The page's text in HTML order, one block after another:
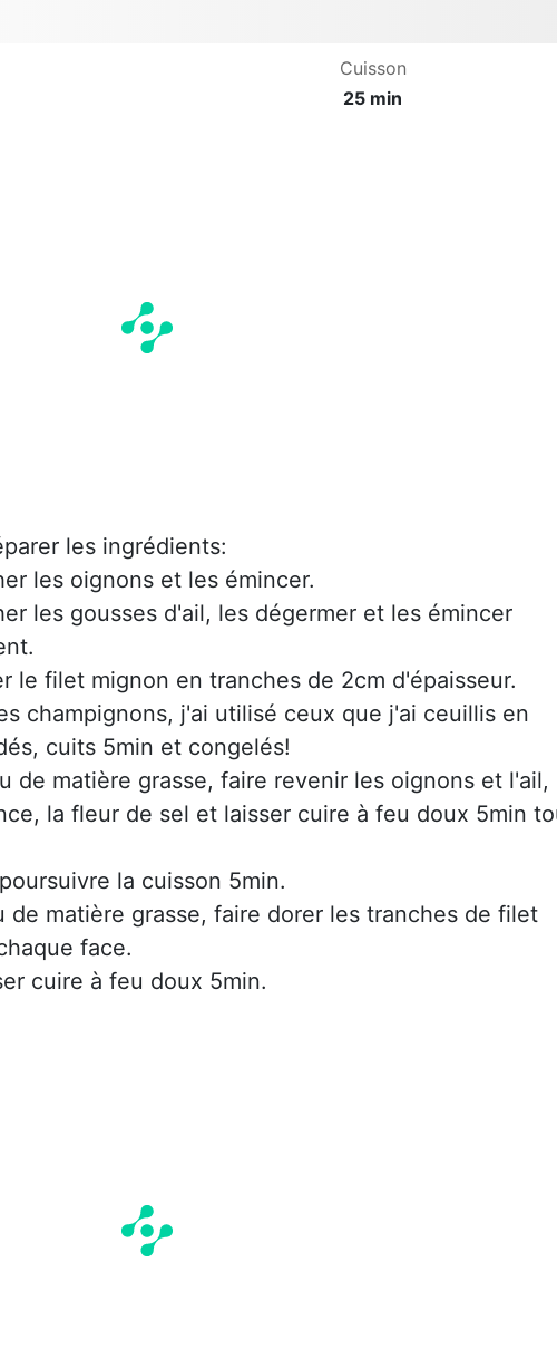
Cuisson
25 min
les ingrédients:
les oignons et les émincer.
les gousses d'ail, les dégermer et les émincer
le filet mignon en tranches de 2cm d'épaisseur.
champignons, j'ai utilisé ceux que j'ai ceuillis en
cuits 5min et congelés!
de matière grasse, faire revenir les oignons et l'ail,
la fleur de sel et laisser cuire à feu doux 5min
la cuisson 5min.
de matière grasse, faire dorer les tranches de filet
face.
cuire à feu doux 5min.